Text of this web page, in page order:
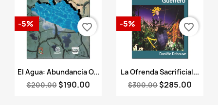
Vista rápida
El Agua: Abundancia O...
$200.00 $190.00
-5% favorite_border
Vista rápida
La Ofrenda Sacrificial...
$300.00 $285.00
-5% favorite_border